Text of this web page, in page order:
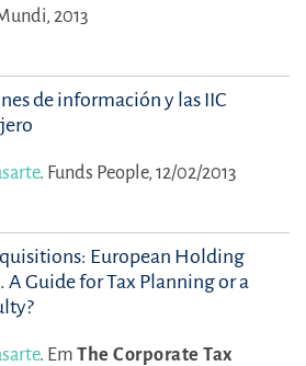
2013
de información y las IIC
. Funds People, 12/02/2013
European Holding
Guide for Tax Planning or a
. Em The Corporate Tax